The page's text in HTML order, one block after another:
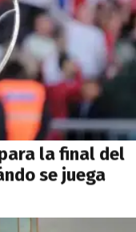
la final del
se juega